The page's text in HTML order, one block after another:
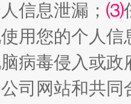
信息泄漏； ⑶
用您的个人
病毒侵入或
司网站和共